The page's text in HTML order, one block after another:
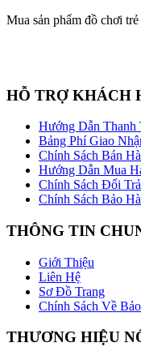
Mua sản phẩm đồ chơi
HỖ TRỢ KHÁCH
Hướng Dẫn Thanh
Bảng Phí Giao
Chính Sách Bán
Hướng Dẫn Mua
Chính Sách Đổi
Chính Sách Bảo
THÔNG TIN
Giới Thiệu
Liên Hệ
Sơ Đồ Trang
Chính Sách Về
THƯƠNG HIỆU